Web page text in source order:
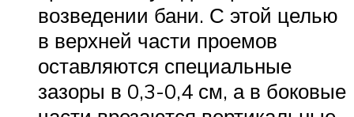
возведении бани. С этой целью
в верхней части проемов
оставляются специальные
зазоры в 0,3-0,4 см, а в боковые